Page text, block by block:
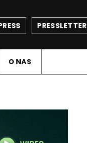
PRESSLETTER
O NAS